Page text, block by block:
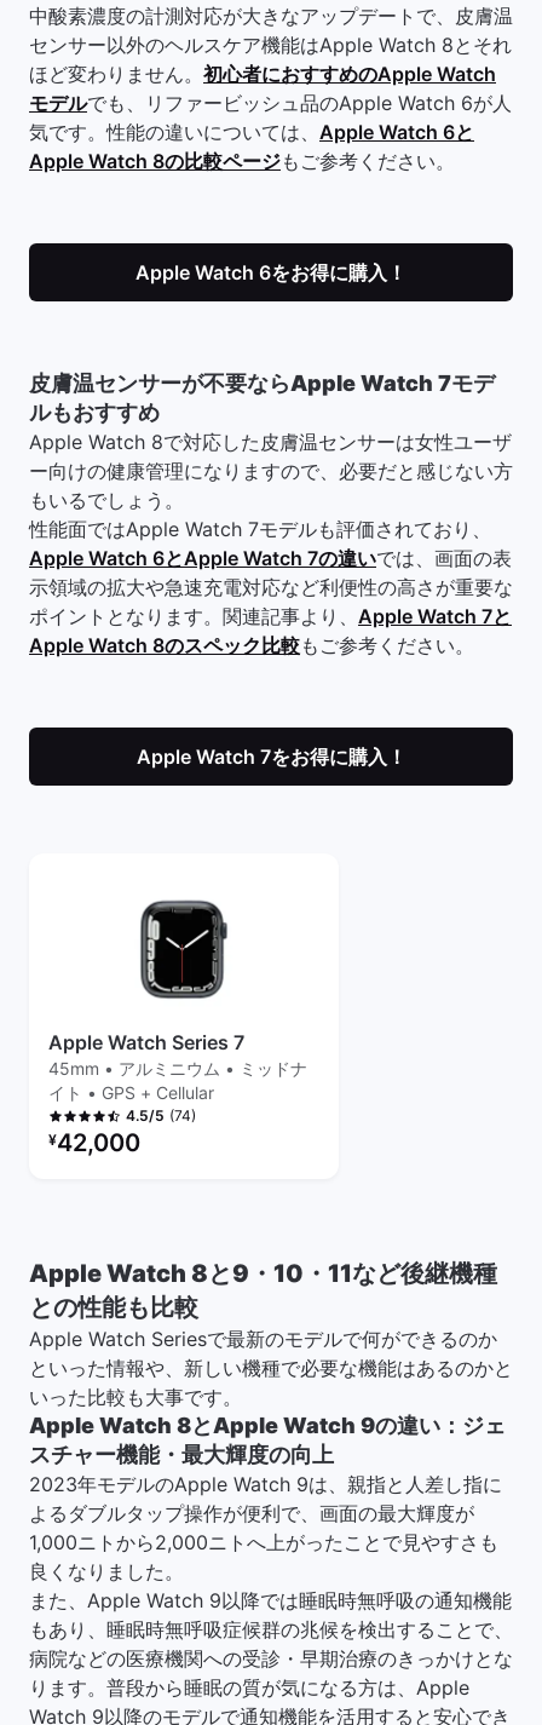
中酸素濃度の計測対応が大きなアップデートで、皮膚温
センサー以外のヘルスケア機能はApple Watch 8とそれ
ほど変わりません。 初心者におすすめのApple Watch
モデルでも、リファービッシュ品のApple Watch 6が人
気です。性能の違いについては、 Apple Watch 6と
Apple Watch 8の比較ページもご参考ください。
Apple Watch 6をお得に購入！
皮膚温センサーが不要ならApple Watch 7モデ
ルもおすすめ
Apple Watch 8で対応した皮膚温センサーは女性ユーザ
ー向けの健康管理になりますので、必要だと感じない方
もいるでしょう。
性能面ではApple Watch 7モデルも評価されており、
Apple Watch 6とApple Watch 7の違いでは、画面の表
示領域の拡大や急速充電対応など利便性の高さが重要な
ポイントとなります。関連記事より、 Apple Watch 7と
Apple Watch 8のスペック比較もご参考ください。
Apple Watch 7をお得に購入！
Apple Watch Series 7
45mm • アルミニウム • ミッドナ
イト • GPS + Cellular
4.5/5 (74)
リファービッシュ品の価格：
¥42,000
Apple Watch 8と9・10・11など後継機種
との性能も比較
Apple Watch Seriesで最新のモデルで何ができるのか
といった情報や、新しい機種で必要な機能はあるのかと
いった比較も大事です。
Apple Watch 8とApple Watch 9の違い：ジェ
スチャー機能・最大輝度の向上
2023年モデルのApple Watch 9は、親指と人差し指に
よるダブルタップ操作が便利で、画面の最大輝度が
1,000ニトから2,000ニトへ上がったことで見やすさも
良くなりました。
また、Apple Watch 9以降では​​睡眠時無呼吸の通知機能
もあり、睡眠時無呼吸症候群の兆候を検出することで、
病院などの医療機関への受診・早期治療のきっかけとな
ります。普段から睡眠の質が気になる方は、Apple
Watch 9以降のモデルで通知機能を活用すると安心でき